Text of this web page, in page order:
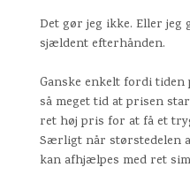
Det gør jeg ikke. Eller
sjældent efterhånden.
Ganske enkelt fordi
så meget tid at prisen
ret høj pris for at få et
Særligt når størstedelen
kan afhjælpes med ret